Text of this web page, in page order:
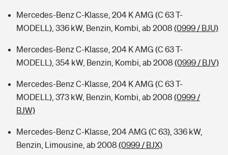
Mercedes-Benz C-Klasse, 204 K AMG (C 63 T-
MODELL), 336 kW, Benzin, Kombi, ab 2008 (0999 / BJU)
Mercedes-Benz C-Klasse, 204 K AMG (C 63 T-
MODELL), 354 kW, Benzin, Kombi, ab 2008 (0999 / BJV)
Mercedes-Benz C-Klasse, 204 K AMG (C 63 T-
MODELL), 373 kW, Benzin, Kombi, ab 2008 (0999 /
BJW)
Mercedes-Benz C-Klasse, 204 AMG (C 63), 336 kW,
Benzin, Limousine, ab 2008 (0999 / BJX)